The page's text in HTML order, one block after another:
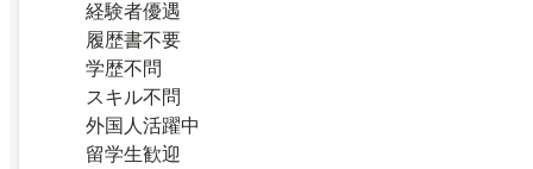
経験者優遇
履歴書不要
学歴不問
スキル不問
外国人活躍中
留学生歓迎